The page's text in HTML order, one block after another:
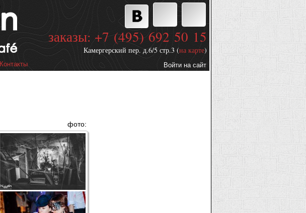
Контакты
заказы: +7 (495) 692 50 15
Камергерский пер. д.6/5 стр.3 (на карте)
Дополнительные
Войти на сайт
фото: